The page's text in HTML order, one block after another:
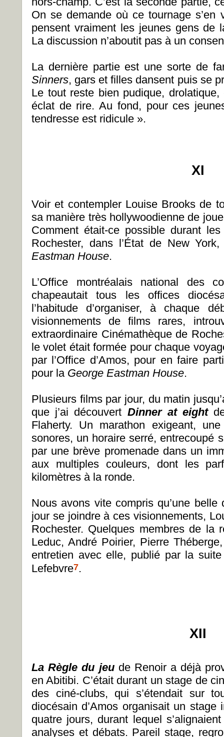
On se demande où ce tournage s’en
pensent vraiment les jeunes gens de
La discussion n’aboutit pas à un
La dernière partie est une sorte de
Sinners, gars et filles dansent puis se
Le tout reste bien pudique,
éclat de rire. Au fond, pour ces
tendresse est ridicule ».
XI
Voir et contempler Louise Brooks de
sa manière très hollywoodienne de
Comment était-ce possible durant
Rochester, dans l’État de New
Eastman House.
L’Office montréalais national des
chapeautait tous les offices
l’habitude d’organiser, à chaque
visionnements de films rares,
extraordinaire Cinémathèque de
le volet était formée pour chaque
par l’Office d’Amos, pour en faire
pour la George Eastman House.
Plusieurs films par jour, du matin
que j’ai découvert Dinner at eight
Flaherty. Un marathon exigeant,
sonores, un horaire serré, entrecoupé
par une brève promenade dans un
aux multiples couleurs, dont les
kilomètres à la ronde.
Nous avons vite compris qu’une
jour se joindre à ces visionnements,
Rochester. Quelques membres de la
Leduc, André Poirier, Pierre
entretien avec elle, publié par la
Lefebvre7.
XII
La Règle du jeude Renoir a déjà
en Abitibi. C’était durant un stage de
des ciné-clubs, qui s’étendait sur
diocésain d’Amos organisait un
quatre jours, durant lequel
analyses et débats. Pareil stage,